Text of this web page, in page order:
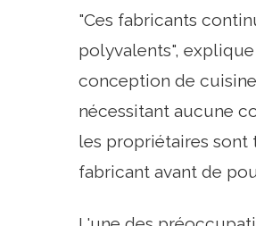
"Ces fabricants
polyvalents",
conception de
nécessitant aucune
les propriétaires sont
fabricant avant de